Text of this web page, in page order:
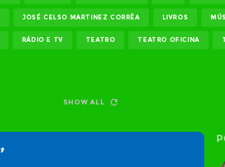
JOSÉ CELSO MARTINEZ CORRÊA LIVROS
RÁDIO E TV TEATRO TEATRO OFICINA
SHOW ALL